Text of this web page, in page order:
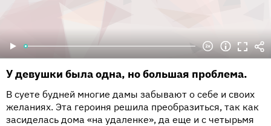
У девушки была одна, но большая проблема.
В суете будней многие дамы забывают о себе и своих
желаниях. Эта героиня решила преобразиться, так как
засиделась дома «на удаленке», да еще и с четырьмя